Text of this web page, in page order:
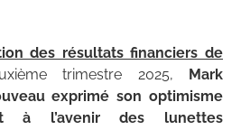
des résultats financiers de
trimestre 2025, Mark
exprimé son optimisme
à l’avenir des lunettes